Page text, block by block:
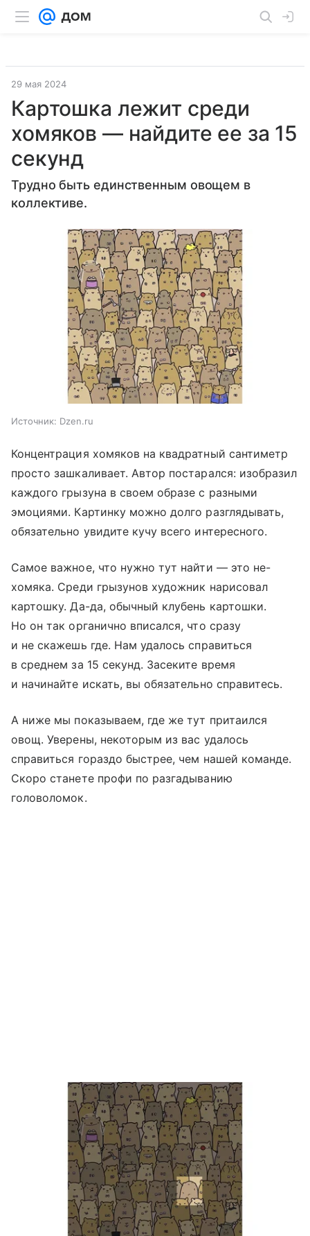
29 мая 2024
Картошка лежит среди
хомяков — найдите ее за 15
секунд
Трудно быть единственным овощем в
коллективе.
Источник: Dzen.ru
Концентрация хомяков на квадратный сантиметр
просто зашкаливает. Автор постарался: изобразил
каждого грызуна в своем образе с разными
эмоциями. Картинку можно долго разглядывать,
обязательно увидите кучу всего интересного.
Самое важное, что нужно тут найти — это не-
хомяка. Среди грызунов художник нарисовал
картошку. Да-да, обычный клубень картошки.
Но он так органично вписался, что сразу
и не скажешь где. Нам удалось справиться
в среднем за 15 секунд. Засеките время
и начинайте искать, вы обязательно справитесь.
А ниже мы показываем, где же тут притаился
овощ. Уверены, некоторым из вас удалось
справиться гораздо быстрее, чем нашей команде.
Скоро станете профи по разгадыванию
головоломок.